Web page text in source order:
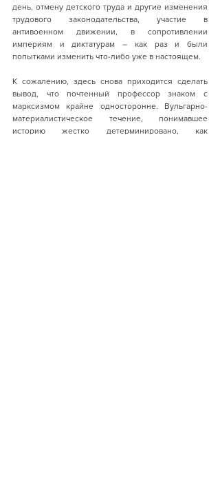
день, отмену детского труда и другие изменения
трудового законодательства, участие в
антивоенном движении, в сопротивлении
империям и диктатурам – как раз и были
попытками изменить что-либо уже в настоящем.
К сожалению, здесь снова приходится сделать
вывод, что почтенный профессор знаком с
марксизмом крайне односторонне. Вульгарно-
материалистическое течение, понимавшее
историю жестко детерминировано, как